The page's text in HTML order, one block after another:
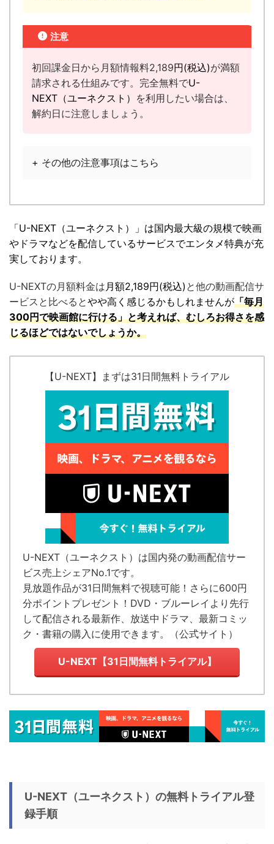
注意
初回課金日から月額情報料2,189円(税込)が満額
請求される仕組みです。完全無料でU-
NEXT（ユーネクスト） を利用したい場合は、
解約日に注意しましょう。
+ その他の注意事項はこちら
「U-NEXT（ユーネクスト）」は国内最大級の規模で映画
やドラマなどを配信しているサービスでエンタメ特典が充
実しております。
U-NEXTの月額料金は月額2,189円(税込) と他の動画配信サ
ービスと比べるとやや高く感じるかもしれませんが「毎月
300円で映画館に行ける」と考えれば、むしろお得さを感
じるほどではないでしょうか。
【U-NEXT】まずは31日間無料トライアル
U-NEXT（ユーネクスト） は国内発の動画配信サー
ビス売上シェアNo.1です。
見放題作品が31日間無料で視聴可能！ さらに600円
分ポイントプレゼント！DVD・ブルーレイより先行
して配信される最新作、放送中ドラマ、最新コミッ
ク・書籍の購入に使用できます。（公式サイト ）
U-NEXT【31日間無料トライアル】
U-NEXT（ユーネクスト）の無料トライアル登
録手順